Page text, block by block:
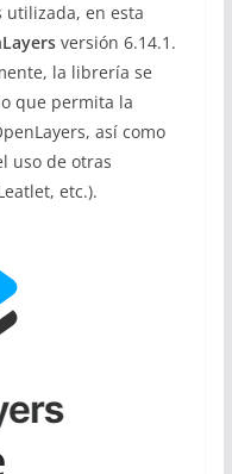
utilizada, en esta
versión 6.14.1.
la librería se
que permita la
así como
uso de otras
etc.).